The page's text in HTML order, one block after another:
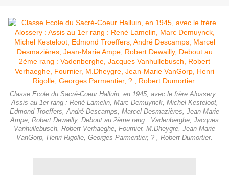
Classe Ecole du Sacré-Coeur Halluin, en 1945, avec le frère Alossery :
Assis au 1er rang : René Lamelin, Marc Demuynck, Michel Kesteloot,
Edmond Troeffers, André Descamps, Marcel Desmazières, Jean-Marie
Ampe, Robert Dewailly, Debout au 2ème rang : Vadenberghe, Jacques
Vanhullebusch, Robert Verhaeghe, Fournier, M.Dheygre, Jean-Marie
VanGorp, Henri Rigolle, Georges Parmentier, ? , Robert Dumortier.